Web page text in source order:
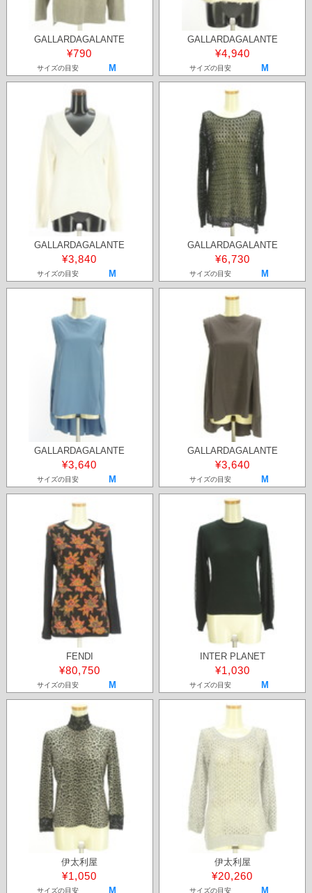
GALLARDAGALANTE
¥790
サイズの目安 M
GALLARDAGALANTE
¥4,940
サイズの目安 M
GALLARDAGALANTE
¥3,840
サイズの目安 M
GALLARDAGALANTE
¥6,730
サイズの目安 M
GALLARDAGALANTE
¥3,640
サイズの目安 M
GALLARDAGALANTE
¥3,640
サイズの目安 M
FENDI
¥80,750
サイズの目安 M
INTER PLANET
¥1,030
サイズの目安 M
伊太利屋
¥1,050
サイズの目安 M
伊太利屋
¥20,260
サイズの目安 M